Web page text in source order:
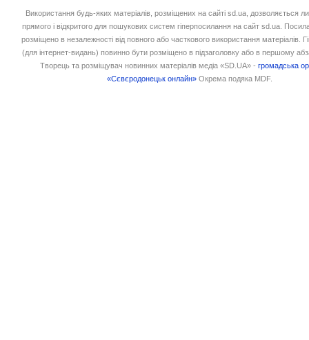
Використання будь-яких матеріалів, розміщених на сайті sd.ua, дозволяється
прямого і відкритого для пошукових систем гіперпосилання на сайт sd.ua.
розміщено в незалежності від повного або часткового використання матеріалів.
(для інтернет-видань) повинно бути розміщено в підзаголовку або в першому
Творець та розміщувач новинних матеріалів медіа «SD.UA» -громадська
«Сєвєродонецьк онлайн» Окрема подяка MDF.